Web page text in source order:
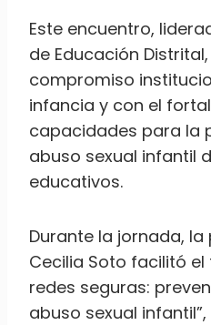
Este encuentro,
de Educación
compromiso
infancia y con el
capacidades para la
abuso sexual infantil
educativos.
Durante la jornada,
Cecilia Soto facilitó el
redes seguras:
abuso sexual